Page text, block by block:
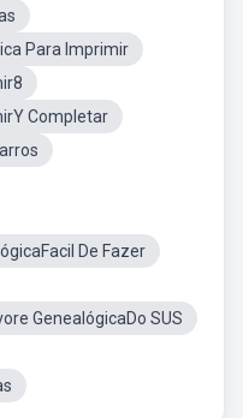
Para Imprimir
Completar
De Fazer
GenealógicaDo SUS